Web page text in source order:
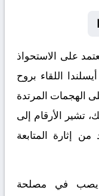
على الاستحواذ
أيسلندا اللقاء بروح
الهجمات المرتدة
تشير الأرقام إلى
إثارة المتابعة
يصب في مصلحة